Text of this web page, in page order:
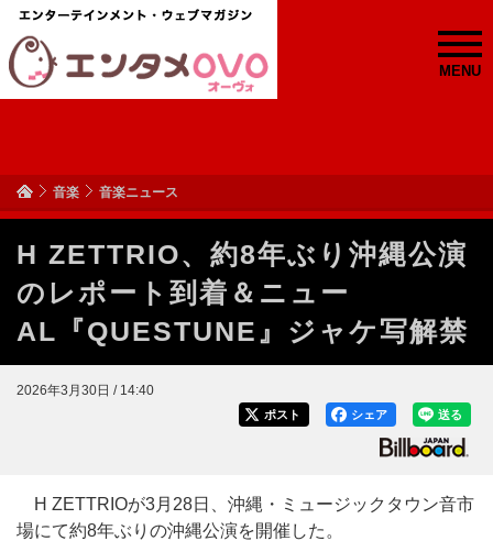
MENU
音楽 音楽ニュース
H ZETTRIO、約8年ぶり沖縄公演
のレポート到着＆ニュー
AL『QUESTUNE』ジャケ写解禁
2026年3月30日 / 14:40
送る
シェア
ポスト
H ZETTRIOが3月28日、沖縄・ミュージックタウン音市
場にて約8年ぶりの沖縄公演を開催した。